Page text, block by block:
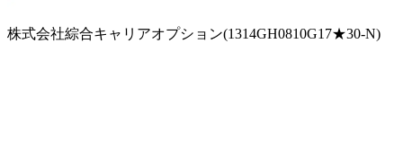
株式会社綜合キャリアオプション(1314GH0810G17★30-N)